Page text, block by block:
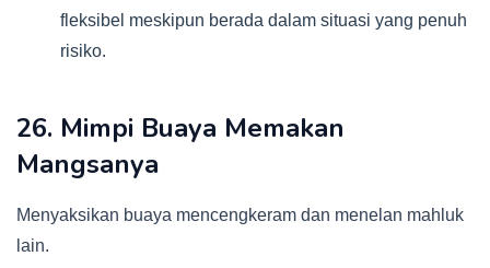
fleksibel meskipun berada dalam situasi yang penuh
risiko.
26. Mimpi Buaya Memakan
Mangsanya
Menyaksikan buaya mencengkeram dan menelan mahluk
lain.